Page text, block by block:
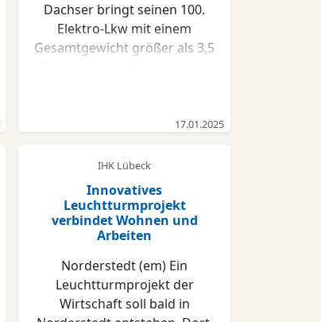
Dachser bringt seinen 100.
Elektro-Lkw mit einem
Gesamtgewicht größer als 3,5
wird ab sofort Hamburg und
Lebensmitteln beliefern. Das
Modell entstammt einer
neuen Fahrzeuggeneration
und ist mit einem Akku von
375 kWh Ladekapazität
ausstattet. Dieser versorgt
zuverlässig das Kühlaggregat
und erlaubt dennoch eine
Reichweite von rund 300
17.01.2025
IHK Lübeck
Innovatives
Leuchtturmprojekt
verbindet Wohnen und
Arbeiten
Norderstedt (em) Ein
Leuchtturmprojekt der
Wirtschaft soll bald in